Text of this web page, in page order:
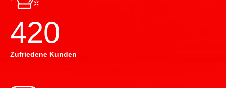
420
Zufriedene Kunden